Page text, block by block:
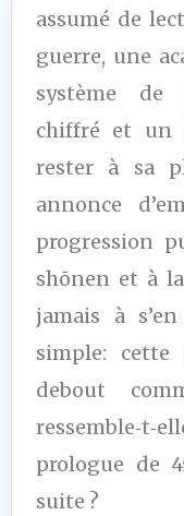
assumé de
guerre, une
système de
chiffré et un
rester à sa
annonce
progression
shōnen et à
jamais à
simple: cette
debout
prologue de
suite ?